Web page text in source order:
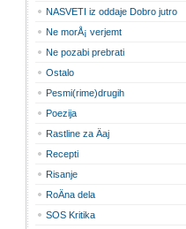
NASVETI iz oddaje Dobro jutro
Ne morÅ¡ verjemt
Ne pozabi prebrati
Ostalo
Pesmi(rime)drugih
Poezija
Rastline za Äaj
Recepti
Risanje
RoÄna dela
SOS Kritika